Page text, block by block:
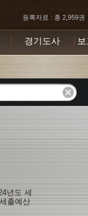
등록자료 : 총 2,959권
경기도사
년도 세
출예산